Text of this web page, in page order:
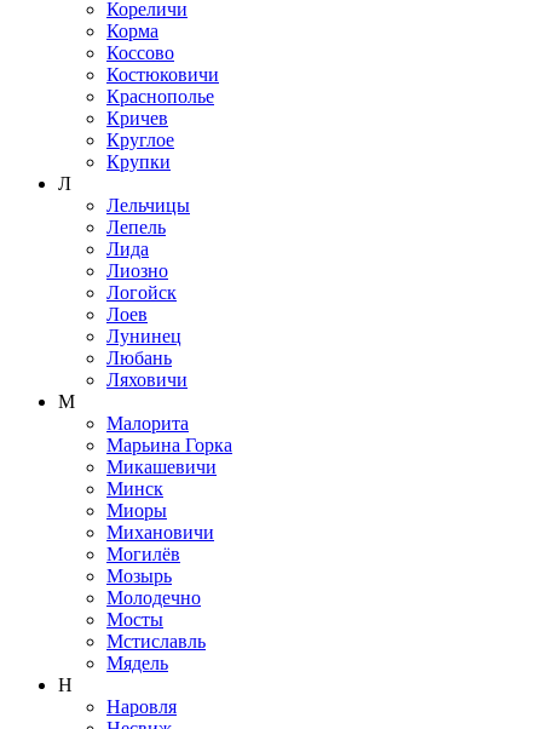
Кореличи
Корма
Коссово
Костюковичи
Краснополье
Кричев
Круглое
Крупки
Л
Лельчицы
Лепель
Лида
Лиозно
Логойск
Лоев
Лунинец
Любань
Ляховичи
М
Малорита
Марьина Горка
Микашевичи
Минск
Миоры
Михановичи
Могилёв
Мозырь
Молодечно
Мосты
Мстиславль
Мядель
Н
Наровля